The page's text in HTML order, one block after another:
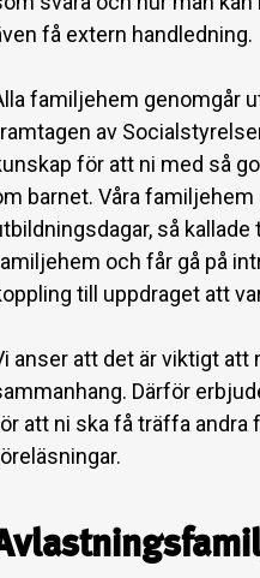
få extern handledning.
familjehem genomgår
av
för att ni med så
barnet. Våra
så
och får gå på
till uppdraget att
anser att det är viktigt
Därför
att ni ska få träffa